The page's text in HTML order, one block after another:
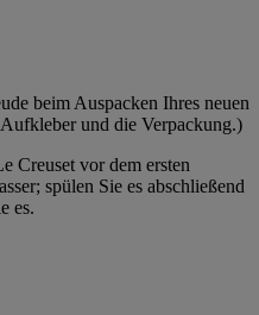
beim Auspacken Ihres neuen
und die Verpackung.)
Creuset vor dem ersten
spülen Sie es abschließend
es.